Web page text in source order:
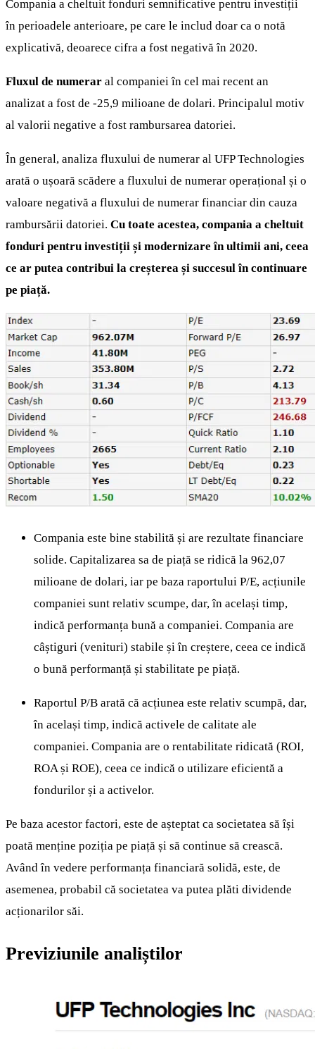
Compania a cheltuit fonduri semnificative pentru investiții
în perioadele anterioare, pe care le includ doar ca o notă
explicativă, deoarece cifra a fost negativă în 2020.
Fluxul de numerar al companiei în cel mai recent an
analizat a fost de -25,9 milioane de dolari. Principalul motiv
al valorii negative a fost rambursarea datoriei.
În general, analiza fluxului de numerar al UFP Technologies
arată o ușoară scădere a fluxului de numerar operațional și o
valoare negativă a fluxului de numerar financiar din cauza
rambursării datoriei. Cu toate acestea, compania a cheltuit
fonduri pentru investiții și modernizare în ultimii ani, ceea
ce ar putea contribui la creșterea și succesul în continuare
pe piață.
Compania este bine stabilită și are rezultate financiare
solide. Capitalizarea sa de piață se ridică la 962,07
milioane de dolari, iar pe baza raportului P/E, acțiunile
companiei sunt relativ scumpe, dar, în același timp,
indică performanța bună a companiei. Compania are
câștiguri (venituri) stabile și în creștere, ceea ce indică
o bună performanță și stabilitate pe piață.
Raportul P/B arată că acțiunea este relativ scumpă, dar,
în același timp, indică activele de calitate ale
companiei. Compania are o rentabilitate ridicată (ROI,
ROA și ROE), ceea ce indică o utilizare eficientă a
fondurilor și a activelor.
Pe baza acestor factori, este de așteptat ca societatea să își
poată menține poziția pe piață și să continue să crească.
Având în vedere performanța financiară solidă, este, de
asemenea, probabil că societatea va putea plăti dividende
acționarilor săi.
Previziunile analiștilor